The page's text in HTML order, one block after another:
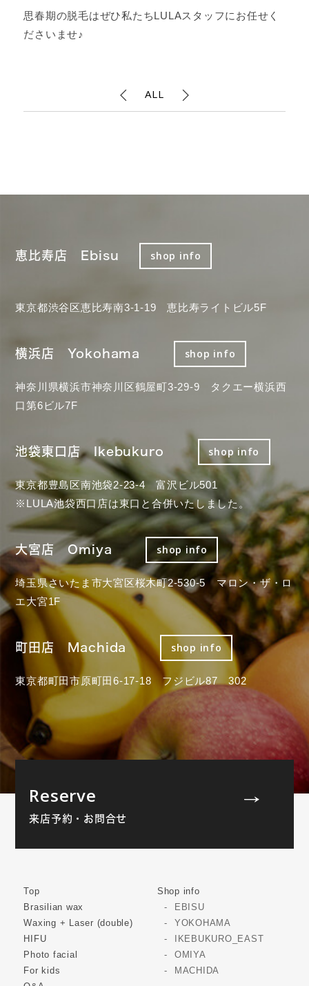
思春期の脱毛はぜひ私たちLULAスタッフにお任せく
ださいませ♪
ALL
恵比寿店 Ebisu shop info
東京都渋谷区恵比寿南3-1-19 恵比寿ライトビル5F
横浜店 Yokohama shop info
神奈川県横浜市神奈川区鶴屋町3-29-9 タクエー横浜西
口第6ビル7F
池袋東口店 Ikebukuro shop info
東京都豊島区南池袋2-23-4 富沢ビル501
※LULA池袋西口店は東口と合併いたしました。
大宮店 Omiya shop info
埼玉県さいたま市大宮区桜木町2-530-5 マロン・ザ・ロ
エ大宮1F
町田店 Machida shop info
東京都町田市原町田6-17-18 フジビル87 302
Reserve
来店予約・お問合せ
Top
Brasilian wax
Waxing + Laser (double)
HIFU
Photo facial
For kids
Shop info
EBISU
YOKOHAMA
IKEBUKURO_EAST
OMIYA
MACHIDA